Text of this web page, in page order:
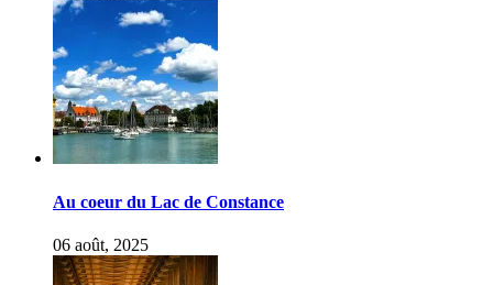
Au coeur du Lac de Constance
06 août, 2025